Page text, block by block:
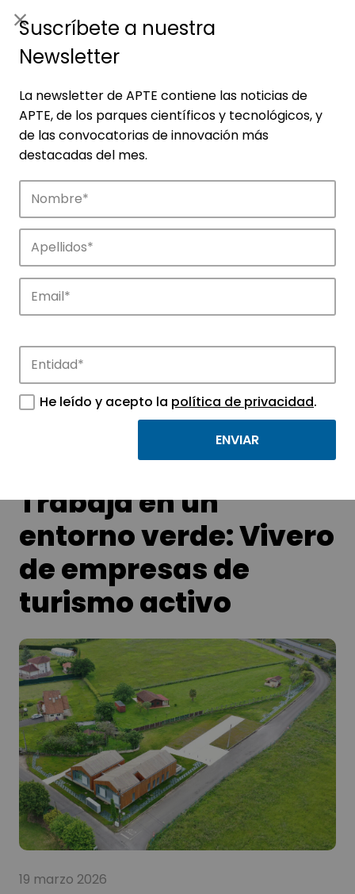
Noticias
Conoce las noticias más destacadas de
APTE y sus parques científicos y
tecnológicos.
Trabaja en un
entorno verde: Vivero
de empresas de
turismo activo
19 marzo 2026
Suscríbete a nuestra
Newsletter
La newsletter de APTE contiene las noticias de
APTE, de los parques científicos y tecnológicos, y
de las convocatorias de innovación más
destacadas del mes.
He leído y acepto la política de privacidad.